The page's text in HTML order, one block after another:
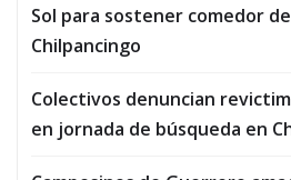
Sol para sostener comedor
Chilpancingo
Colectivos denuncian
en jornada de búsqueda en